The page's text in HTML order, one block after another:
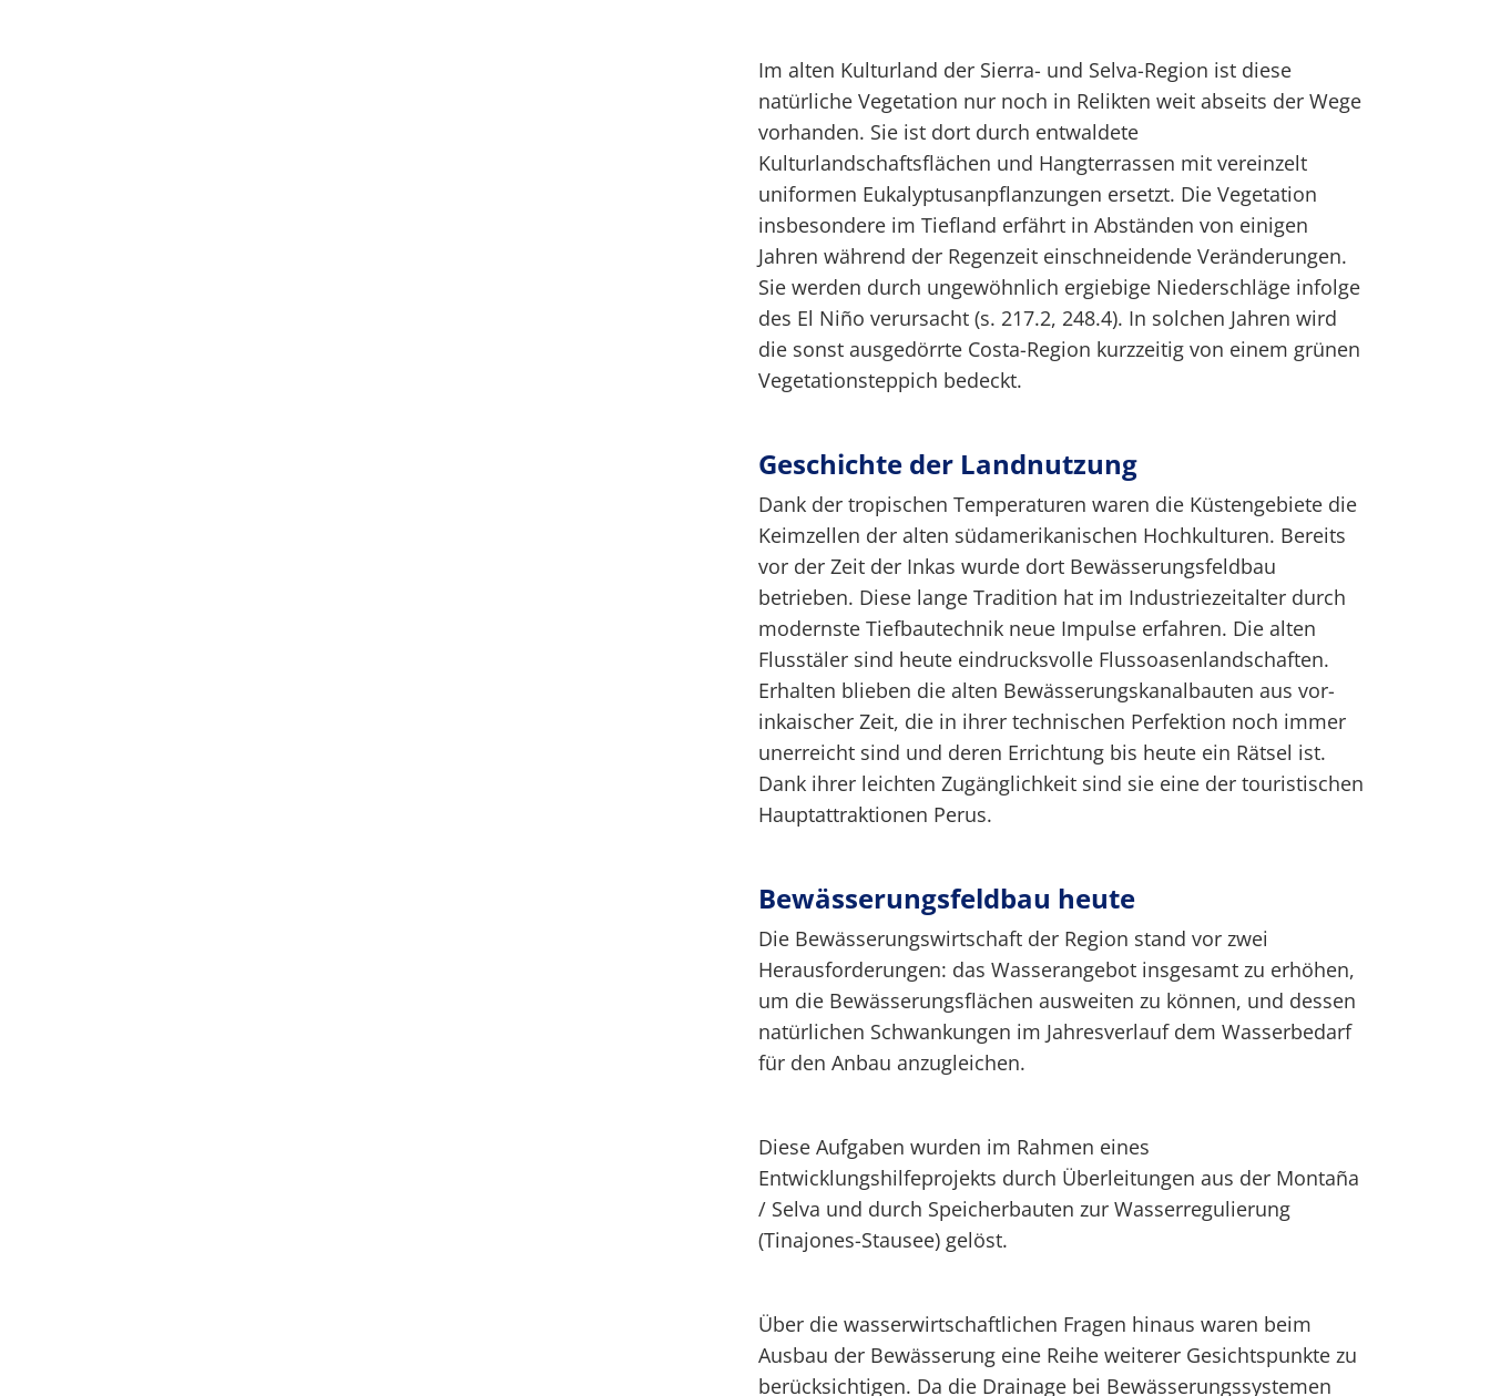
Im alten Kulturland der Sierra- und Selva-Region ist diese
natürliche Vegetation nur noch in Relikten weit abseits der Wege
vorhanden. Sie ist dort durch entwaldete
Kulturlandschaftsflächen und Hangterrassen mit vereinzelt
uniformen Eukalyptusanpflanzungen ersetzt. Die Vegetation
insbesondere im Tiefland erfährt in Abständen von einigen
Jahren während der Regenzeit einschneidende Veränderungen.
Sie werden durch ungewöhnlich ergiebige Niederschläge infolge
des El Niño verursacht (s. 217.2, 248.4). In solchen Jahren wird
die sonst ausgedörrte Costa-Region kurzzeitig von einem grünen
Vegetationsteppich bedeckt.
Geschichte der Landnutzung
Dank der tropischen Temperaturen waren die Küstengebiete die
Keimzellen der alten südamerikanischen Hochkulturen. Bereits
vor der Zeit der Inkas wurde dort Bewässerungsfeldbau
betrieben. Diese lange Tradition hat im Industriezeitalter durch
modernste Tiefbautechnik neue Impulse erfahren. Die alten
Flusstäler sind heute eindrucksvolle Flussoasenlandschaften.
Erhalten blieben die alten Bewässerungskanalbauten aus vor-
inkaischer Zeit, die in ihrer technischen Perfektion noch immer
unerreicht sind und deren Errichtung bis heute ein Rätsel ist.
Dank ihrer leichten Zugänglichkeit sind sie eine der touristischen
Hauptattraktionen Perus.
Bewässerungsfeldbau heute
Die Bewässerungswirtschaft der Region stand vor zwei
Herausforderungen: das Wasserangebot insgesamt zu erhöhen,
um die Bewässerungsflächen ausweiten zu können, und dessen
natürlichen Schwankungen im Jahresverlauf dem Wasserbedarf
für den Anbau anzugleichen.
Diese Aufgaben wurden im Rahmen eines
Entwicklungshilfeprojekts durch Überleitungen aus der Montaña
/ Selva und durch Speicherbauten zur Wasserregulierung
(Tinajones-Stausee) gelöst.
Über die wasserwirtschaftlichen Fragen hinaus waren beim
Ausbau der Bewässerung eine Reihe weiterer Gesichtspunkte zu
berücksichtigen. Da die Drainage bei Bewässerungssystemen